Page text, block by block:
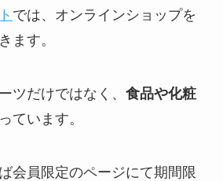
では、オンラインショップを
ます。
ツだけではなく、 食品や化粧
ています。
会員限定のページにて期間限